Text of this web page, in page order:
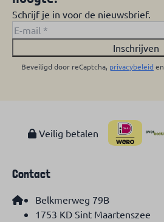
Schrijf je in voor de nieuwsbrief.
Inschrijven
Beveiligd door reCaptcha, privacybeleid en
Veilig betalen
Contact
Belkmerweg 79B
1753 KD Sint Maartenszee